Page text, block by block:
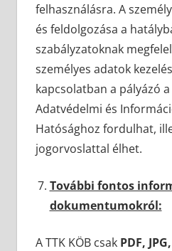
felhasználásra. A
és feldolgozása a
szabályzatoknak
személyes adatok
kapcsolatban a pályázó
Adatvédelmi és
Hatósághoz fordulhat,
jogorvoslattal élhet.
További fontos
dokumentumokról:
A TTK KÖB csak PDF,